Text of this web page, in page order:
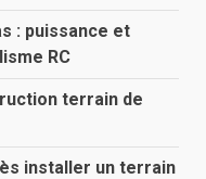
: puissance et
RC
terrain de
installer un terrain